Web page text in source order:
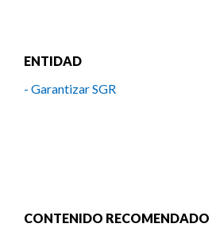
ENTIDAD
- Garantizar SGR
CONTENIDO RECOMENDADO